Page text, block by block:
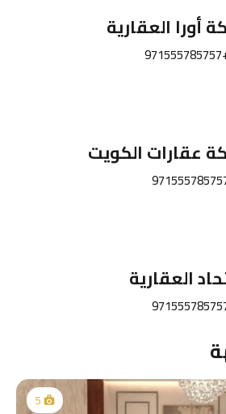
أورا العقارية
عقارات الكويت
العقارية
5